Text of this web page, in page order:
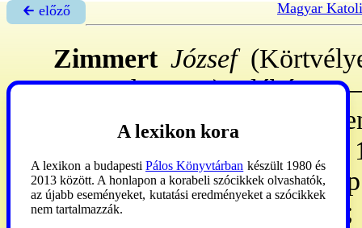
🡰 előző Magyar
ZimmertJózsef
1922. dec. 12.): plébános.
a továbbiakat
szent.
1893: Somlóvásárhelyen
dr. 1900: Kaposvárt
A lexikon kora
A lexikon a budapesti Pálos Könyvtárban készült 1980 és
2013 között. A honlapon a korabeli szócikkek olvashatók,
az újabb eseményeket, kutatási eredményeket a szócikkek
nem tartalmazzák.